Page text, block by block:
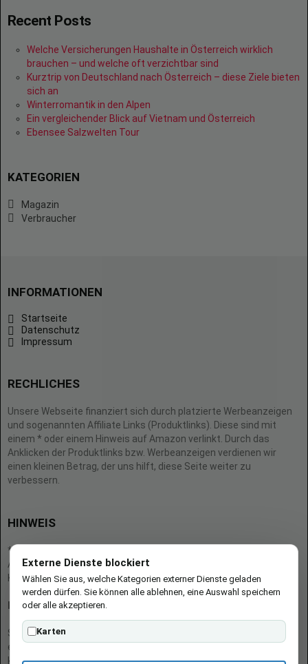
Recent Posts
Welche Versicherungen Haushalte in Österreich wirklich
brauchen – und welche oft verzichtbar sind
Kurztrip von Deutschland nach Österreich – diese Ziele bieten
sich an
Winterromantik in den Alpen
Ein vergleichender Blick auf Vietnam und Österreich
Ebensee Salzwelten Tour
KATEGORIEN
Magazin
Verbraucher
INFORMATIONEN
Startseite
Datenschutz
Impressum
RECHLICHES
Unsere Webseite finanziert sich durch platzierte Werbeanzeigen
und sogenannten Affiliate Links (Produktlinks). Diese sind mit
einem * oder einem Hinweis auf Amazon verlinkt. Durch das
Anklicken der Produktlinks bzw. Werbeanzeigen verdienen wir
einen kleinen Betrag, der uns hilft, diese Seite weiter zu
verbessern.
HINWEIS
* = Afilliate-Link (=Werbung)
Als Amazon-Partner verdient der Seitenbetreiber an qualifizierten
Käufen.
Hinweis zu Preisen und Verfügbarkeiten
Sofern Produktpreise und Verfügbarkeiten angezeigt werden,
entsprechen diese dem angegebenen Stand (Datum/Uhrzeit) und
können sich auf der verlinkten Seite jederzeit ändern. Für den Kauf
Externe Dienste blockiert
Wählen Sie aus, welche Kategorien externer Dienste geladen
werden dürfen. Sie können alle ablehnen, eine Auswahl speichern
oder alle akzeptieren.
Karten